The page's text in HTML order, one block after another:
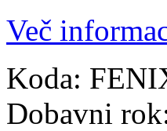
Več
Koda:
Dobavni